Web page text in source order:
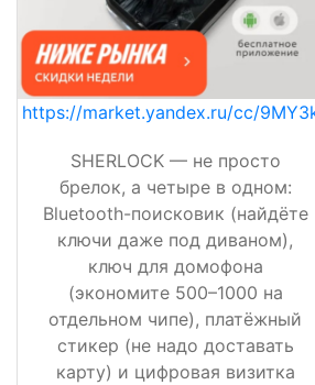
https://market.yandex.ru/cc/
SHERLOCK — не просто
брелок, а четыре в одном:
Bluetooth-поисковик (найдёте
ключи даже под диваном),
ключ для домофона
(экономите 500–1000 на
отдельном чипе), платёжный
стикер (не надо доставать
карту) и цифровая визитка